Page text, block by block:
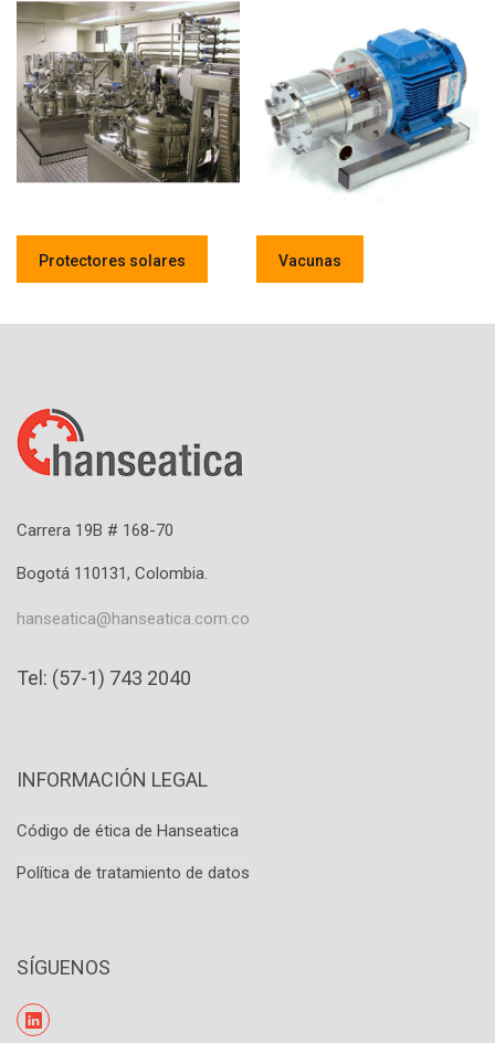
Protectores solares Vacunas
Carrera 19B # 168-70
Bogotá 110131, Colombia.
hanseatica@hanseatica.com.co
Tel: (57-1) 743 2040
INFORMACIÓN LEGAL
Código de ética de Hanseatica
Política de tratamiento de datos
SÍGUENOS